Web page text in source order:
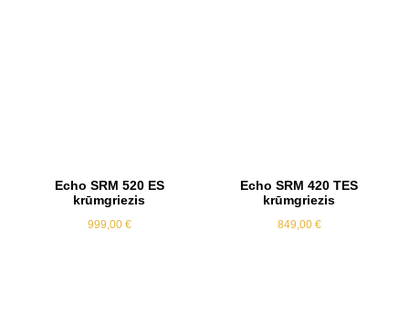
Echo SRM 520 ES
krūmgriezis
999,00 €
Echo SRM 420 TES
krūmgriezis
849,00 €